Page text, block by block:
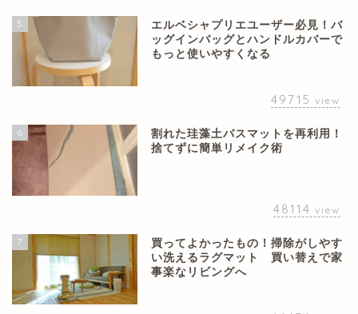
5
エルベシャプリエユーザー必見！バ
ッグインバッグとハンドルカバーで
もっと使いやすくなる
49715 view
6
割れた珪藻土バスマットを再利用！
捨てずに簡単リメイク術
48114 view
7
買ってよかったもの！掃除がしやす
い洗えるラグマット 買い替えで家
事楽なリビングへ